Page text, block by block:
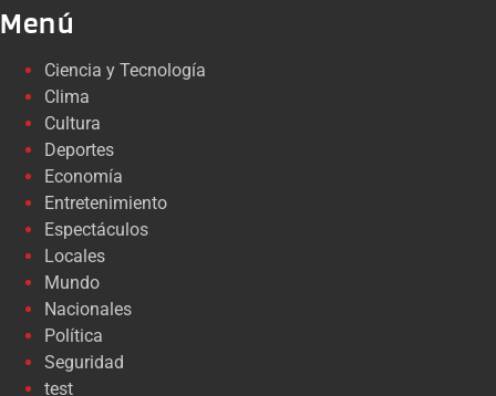
Menú
Ciencia y Tecnología
Clima
Cultura
Deportes
Economía
Entretenimiento
Espectáculos
Locales
Mundo
Nacionales
Política
Seguridad
test